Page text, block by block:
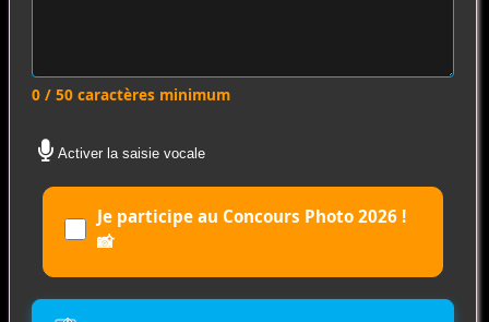
0 / 50 caractères minimum
Activer la saisie vocale
Je participe au Concours Photo 2026 !
📸